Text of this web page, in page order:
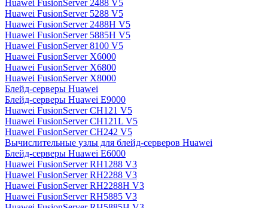
Huawei FusionServer 2488 V5
Huawei FusionServer 5288 V5
Huawei FusionServer 2488H V5
Huawei FusionServer 5885H V5
Huawei FusionServer 8100 V5
Huawei FusionServer X6000
Huawei FusionServer X6800
Huawei FusionServer X8000
Блейд-серверы Huawei
Блейд-серверы Huawei E9000
Huawei FusionServer CH121 V5
Huawei FusionServer CH121L V5
Huawei FusionServer CH242 V5
Вычислительные узлы для блейд-серверов Huawei
Блейд-серверы Huawei E6000
Huawei FusionServer RH1288 V3
Huawei FusionServer RH2288 V3
Huawei FusionServer RH2288H V3
Huawei FusionServer RH5885 V3